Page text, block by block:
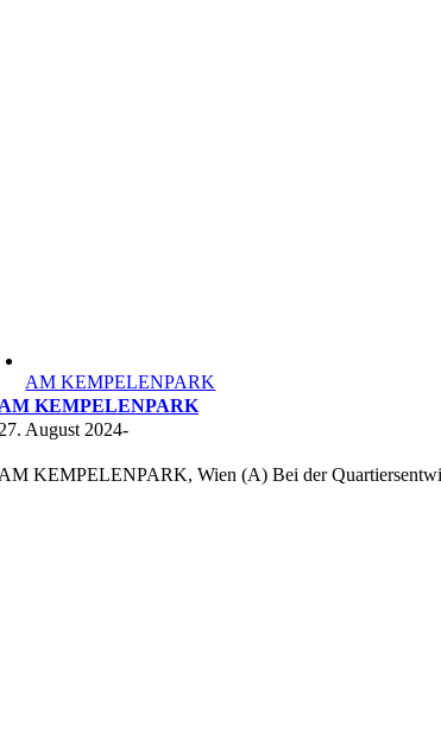
AM KEMPELENPARK
KEMPELENPARK
August 2024-
KEMPELENPARK, Wien (A) Bei der